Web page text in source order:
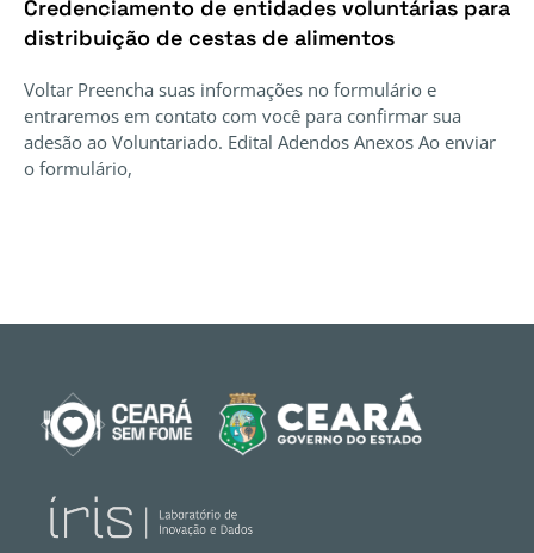
Credenciamento de entidades voluntárias para
distribuição de cestas de alimentos
Voltar Preencha suas informações no formulário e
entraremos em contato com você para confirmar sua
adesão ao Voluntariado. Edital Adendos Anexos Ao enviar
o formulário,